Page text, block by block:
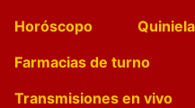
Horóscopo
Quiniela
Farmacias de turno
Transmisiones en vivo